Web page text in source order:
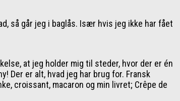
så går jeg i baglås. Især hvis jeg ikke har fået
at jeg holder mig til steder, hvor der er én
Der er alt, hvad jeg har brug for. Fransk
croissant, macaron og min livret; Crêpe de